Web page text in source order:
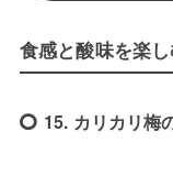
食感と酸味を楽
15. カリカリ梅